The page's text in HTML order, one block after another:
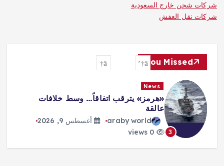
شركات شحن خارج السعودية
شركات نقل العفش
You Missed
3
News
«هرمز» يترقب اتفاقاً… وسط خلافات
عالقة
araby world
أغسطس 9, 2026